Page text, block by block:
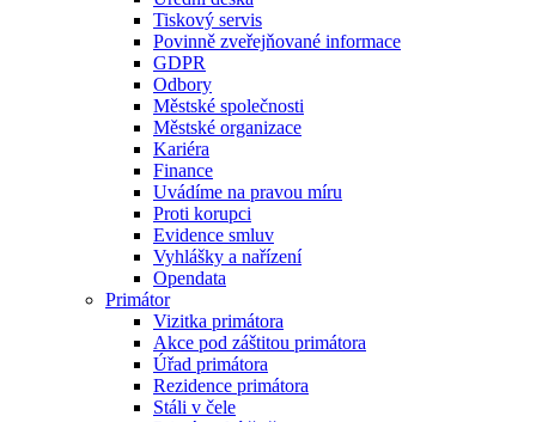
Tiskový servis
Povinně zveřejňované informace
GDPR
Odbory
Městské společnosti
Městské organizace
Kariéra
Finance
Uvádíme na pravou míru
Proti korupci
Evidence smluv
Vyhlášky a nařízení
Opendata
Primátor
Vizitka primátora
Akce pod záštitou primátora
Úřad primátora
Rezidence primátora
Stáli v čele